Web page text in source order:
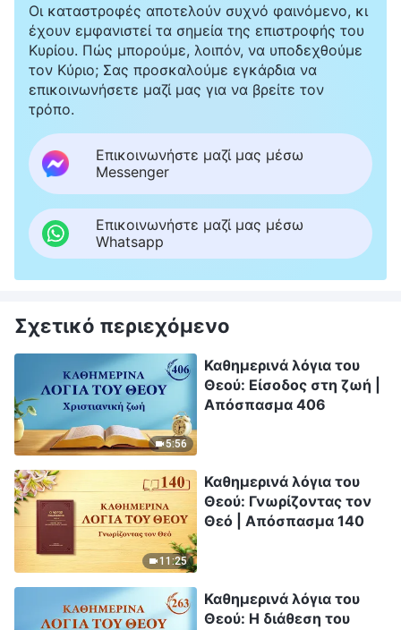
Οι καταστροφές αποτελούν συχνό φαινόμενο, κι
έχουν εμφανιστεί τα σημεία της επιστροφής του
Κυρίου. Πώς μπορούμε, λοιπόν, να υποδεχθούμε
τον Κύριο; Σας προσκαλούμε εγκάρδια να
επικοινωνήσετε μαζί μας για να βρείτε τον
τρόπο.
Επικοινωνήστε μαζί μας μέσω
Messenger
Επικοινωνήστε μαζί μας μέσω
Whatsapp
Σχετικό περιεχόμενο
5:56
Καθημερινά λόγια του
Θεού: Είσοδος στη ζωή |
Απόσπασμα 406
11:25
Καθημερινά λόγια του
Θεού: Γνωρίζοντας τον
Θεό | Απόσπασμα 140
Καθημερινά λόγια του
Θεού: Η διάθεση του